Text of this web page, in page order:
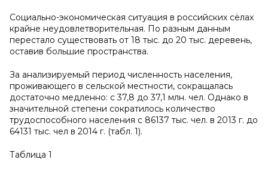
Социально-экономическая ситуация в российских сёлах
крайне неудовлетворительная. По разным данным
перестало существовать от 18 тыс. до 20 тыс. деревень,
оставив большие пространства.
За анализируемый период численность населения,
проживающего в сельской местности, сокращалась
достаточно медленно: с 37,8 до 37,1 млн. чел. Однако в
значительной степени сократилось количество
трудоспособного населения с 86137 тыс. чел. в 2013 г. до
64131 тыс. чел в 2014 г. (табл. 1).
Таблица 1